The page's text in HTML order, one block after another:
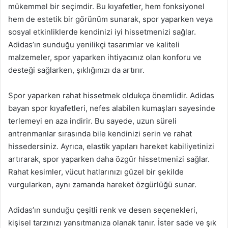
mükemmel bir seçimdir. Bu kıyafetler, hem fonksiyonel
hem de estetik bir görünüm sunarak, spor yaparken veya
sosyal etkinliklerde kendinizi iyi hissetmenizi sağlar.
Adidas’ın sunduğu yenilikçi tasarımlar ve kaliteli
malzemeler, spor yaparken ihtiyacınız olan konforu ve
desteği sağlarken, şıklığınızı da artırır.
Spor yaparken rahat hissetmek oldukça önemlidir. Adidas
bayan spor kıyafetleri, nefes alabilen kumaşları sayesinde
terlemeyi en aza indirir. Bu sayede, uzun süreli
antrenmanlar sırasında bile kendinizi serin ve rahat
hissedersiniz. Ayrıca, elastik yapıları hareket kabiliyetinizi
artırarak, spor yaparken daha özgür hissetmenizi sağlar.
Rahat kesimler, vücut hatlarınızı güzel bir şekilde
vurgularken, aynı zamanda hareket özgürlüğü sunar.
Adidas’ın sunduğu çeşitli renk ve desen seçenekleri,
kişisel tarzınızı yansıtmanıza olanak tanır. İster sade ve şık